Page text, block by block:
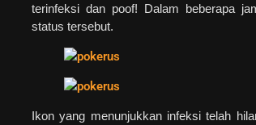
terinfeksi dan poof! Dalam beberapa
status tersebut.
Ikon yang menunjukkan infeksi telah